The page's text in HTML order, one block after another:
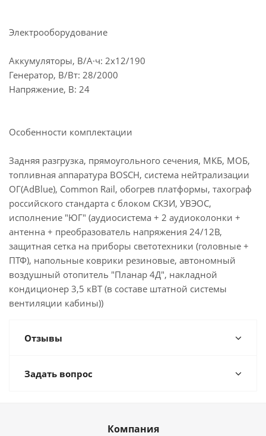
Электрооборудование
Аккумуляторы, В/А·ч: 2х12/190
Генератор, В/Вт: 28/2000
Напряжение, B: 24
Особенности комплектации
Задняя разгрузка, прямоугольного сечения, МКБ, МОБ,
топливная аппаратура BOSCH, система нейтрализации
ОГ(AdBlue), Common Rail, обогрев платформы, тахограф
российского стандарта с блоком СКЗИ, УВЭОС,
исполнение "ЮГ" (аудиосистема + 2 аудиоколонки +
антенна + преобразователь напряжения 24/12В,
защитная сетка на приборы светотехники (головные +
ПТФ), напольные коврики резиновые, автономный
воздушный отопитель "Планар 4Д", накладной
кондиционер 3,5 кВТ (в составе штатной системы
вентиляции кабины))
Отзывы
Задать вопрос
Компания